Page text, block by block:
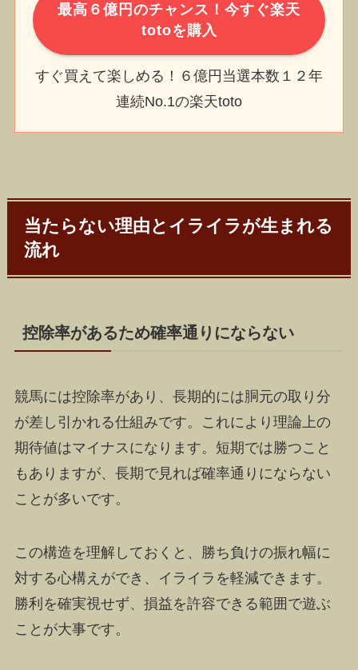
最高６億円のチャンス！今すぐ楽天
totoを購入
すぐ買えて楽しめる！６億円当選本数１２年
連続No.1の楽天toto
当たらない理由とイライラが生まれる
流れ
控除率があるため確率通りにならない
競馬には控除率があり、長期的には胴元の取り分
が差し引かれる仕組みです。これにより理論上の
期待値はマイナスになります。短期では勝つこと
もありますが、長期で見れば確率通りにならない
ことが多いです。
この構造を理解しておくと、勝ち負けの振れ幅に
対する心構えができ、イライラを軽減できます。
勝利を確実視せず、損益を許容できる範囲で遊ぶ
ことが大事です。